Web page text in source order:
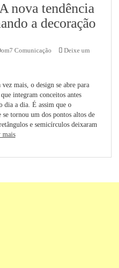
nova tendência
a decoração
Comunicação
Deixe um
mais, o design se abre para
integram conceitos antes
dia a dia. É assim que o
se tornou um dos pontos altos de
e semicírculos deixaram
mais